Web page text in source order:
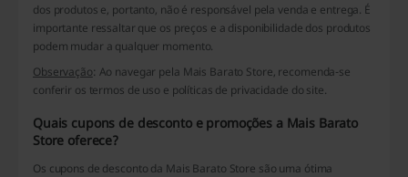
dos produtos e, portanto, não é responsável pela venda e entrega. É
importante ressaltar que os preços e a disponibilidade dos produtos
podem mudar a qualquer momento.
Observação: Ao navegar pela Mais Barato Store, recomenda-se
conferir os termos de uso e políticas de privacidade do site.
Quais cupons de desconto e promoções a Mais Barato
Store oferece?
Os cupons de desconto da Mais Barato Store são uma ótima